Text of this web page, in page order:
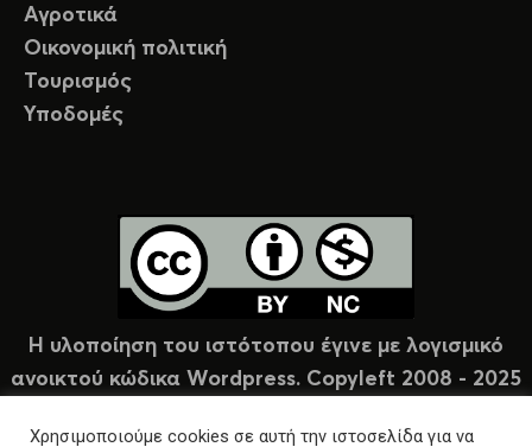
Αγροτικά
Οικονομική πολιτική
Τουρισμός
Υποδομές
Η υλοποίηση του ιστότοπου έγινε με λογισμικό
ανοικτού κώδικα Wordpress. Copyleft 2008 - 2025
Χρησιμοποιούμε cookies σε αυτή την ιστοσελίδα για να